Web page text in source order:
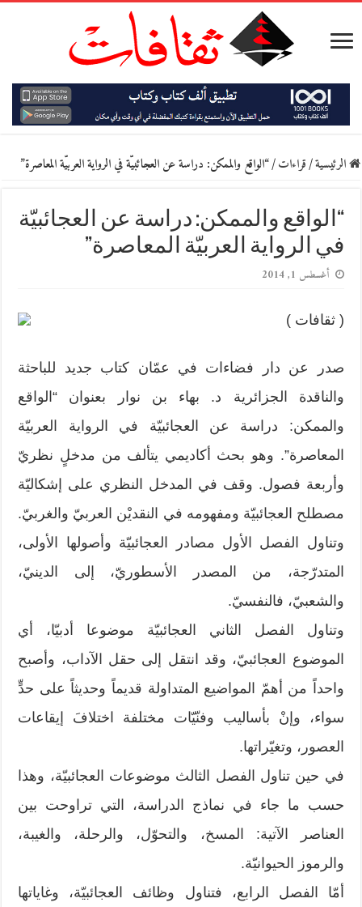
الرئيسية/قراءات/“الواقع والممكن: دراسة عن العجائبيّة في الرواية العربيّة المعاصرة”
“الواقع والممكن: دراسة عن العجائبيّة
في الرواية العربيّة المعاصرة”
أغسطس 1, 2014
( ثقافات )
صدر عن دار فضاءات في عمّان كتاب جديد للباحثة
والناقدة الجزائرية د. بهاء بن نوار بعنوان “الواقع
والممكن: دراسة عن العجائبيّة في الرواية العربيّة
المعاصرة”. وهو بحث أكاديمي يتألف من مدخلٍ نظريّ
وأربعة فصول. وقف في المدخل النظري على إشكاليّة
مصطلح العجائبيّة ومفهومه في النقديْن العربيّ والغربيّ.
وتناول الفصل الأول مصادر العجائبيّة وأصولها الأولى،
المتدرّجة، من المصدر الأسطوريّ، إلى الدينيّ،
والشعبيّ، فالنفسيّ.
وتناول الفصل الثاني العجائبيّة موضوعا أدبيّا، أي
الموضوع العجائبيّ، وقد انتقل إلى حقل الآداب، وأصبح
واحداً من أهمّ المواضيع المتداولة قديماً وحديثاً على حدٍّ
سواء، وإنْ بأساليب وفنّيّات مختلفة اختلافَ إيقاعات
العصور، وتغيّراتها.
في حين تناول الفصل الثالث موضوعات العجائبيّة، وهذا
حسب ما جاء في نماذج الدراسة، التي تراوحت بين
العناصر الآتية: المسخ، والتحوّل، والرحلة، والغيبة،
والرموز الحيوانيّة.
أمّا الفصل الرابع، فتناول وظائف العجائبيّة، وغاياتها